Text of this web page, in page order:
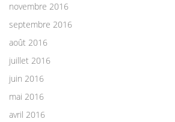
novembre 2016
septembre 2016
août 2016
juillet 2016
juin 2016
mai 2016
avril 2016